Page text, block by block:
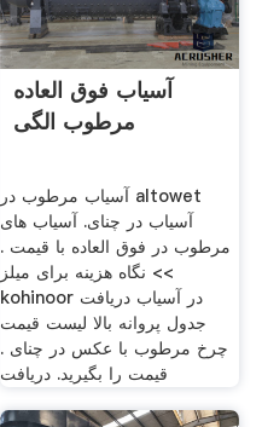
آسیاب فوق العاده
مرطوب الگی
آسیاب مرطوب در altowet
آسیاب در چنای. آسیاب های
مرطوب در فوق العاده با قیمت .
>> نگاه هزینه برای میلز
kohinoor در آسیاب دریافت
جدول پروانه بالا لیست قیمت
چرخ مرطوب با عکس در چنای .
قیمت را بگیرید. دریافت